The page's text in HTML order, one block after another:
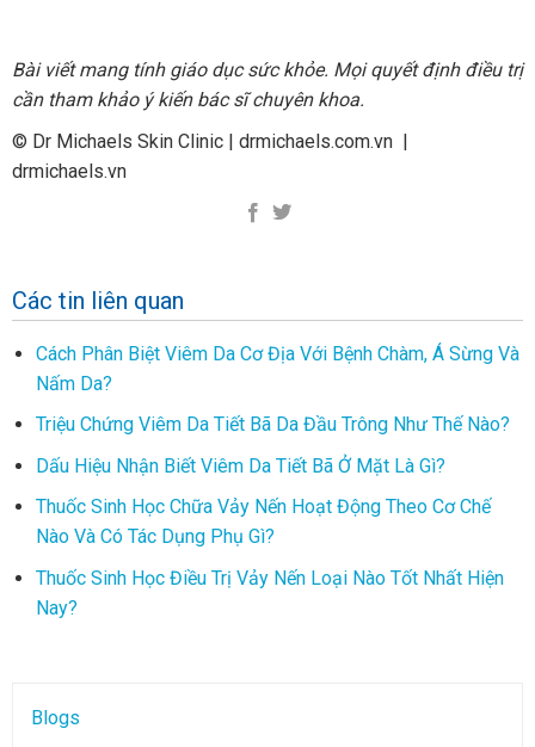
Blogs
Bài viết mang tính giáo dục sức khỏe. Mọi quyết định điều trị
cần tham khảo ý kiến bác sĩ chuyên khoa.
© Dr Michaels Skin Clinic | drmichaels.com.vn |
drmichaels.vn
Các tin liên quan
Cách Phân Biệt Viêm Da Cơ Địa Với Bệnh Chàm, Á Sừng Và
Nấm Da?
Triệu Chứng Viêm Da Tiết Bã Da Đầu Trông Như Thế Nào?
Dấu Hiệu Nhận Biết Viêm Da Tiết Bã Ở Mặt Là Gì?
Thuốc Sinh Học Chữa Vảy Nến Hoạt Động Theo Cơ Chế
Nào Và Có Tác Dụng Phụ Gì?
Thuốc Sinh Học Điều Trị Vảy Nến Loại Nào Tốt Nhất Hiện
Nay?